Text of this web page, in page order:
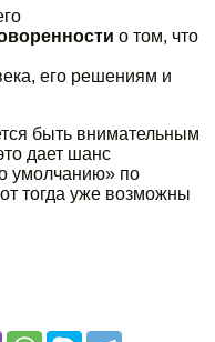
о том, что
его решениям и
быть внимательным
дает шанс
умолчанию» по
тогда уже возможны